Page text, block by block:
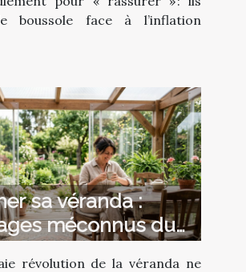
boussole face à l’inflation
sa véranda :
méconnus du
révolution de la véranda ne